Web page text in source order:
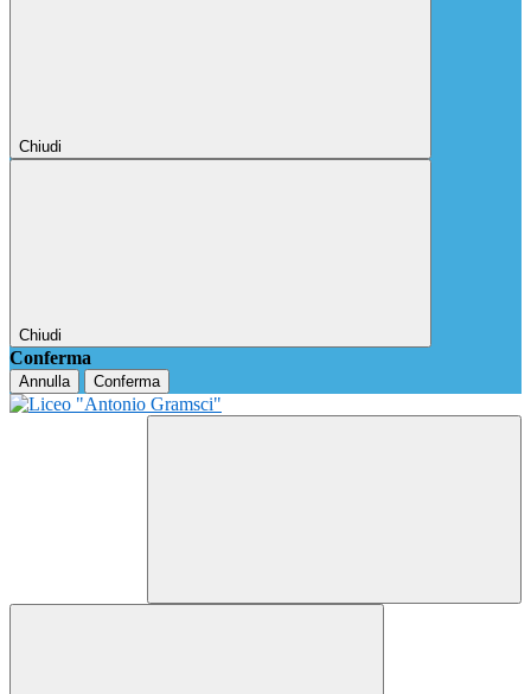
Chiudi
Chiudi
Conferma
Annulla Conferma